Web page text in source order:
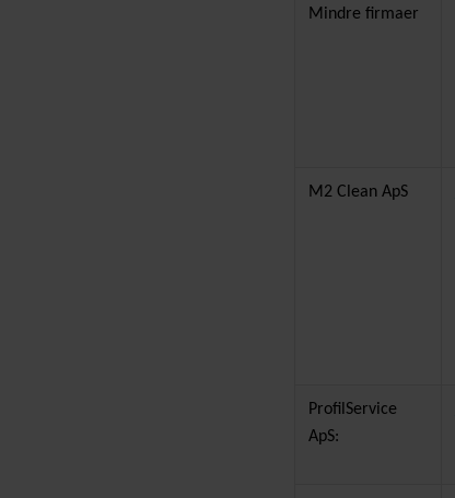
Mindre firmaer
M2 Clean ApS
ProfilService
ApS: